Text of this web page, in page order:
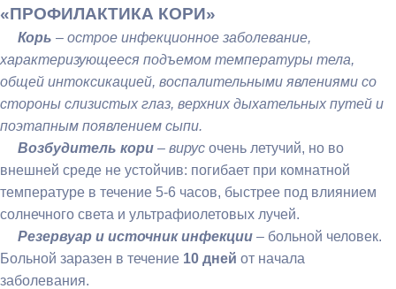
«ПРОФИЛАКТИКА КОРИ»
Корь – острое инфекционное заболевание,
характеризующееся подъемом температуры тела,
общей интоксикацией, воспалительными явлениями со
стороны слизистых глаз, верхних дыхательных путей и
поэтапным появлением сыпи.
Возбудитель кори – вирус очень летучий, но во
внешней среде не устойчив: погибает при комнатной
температуре в течение 5-6 часов, быстрее под влиянием
солнечного света и ультрафиолетовых лучей.
Резервуар и источник инфекции – больной человек.
Больной заразен в течение 10 дней от начала
заболевания.